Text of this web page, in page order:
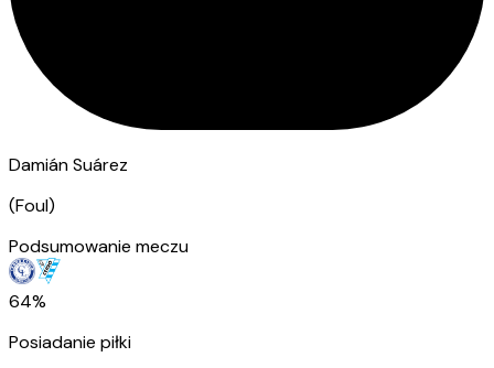
Damián Suárez
(Foul)
Podsumowanie meczu
64%
Posiadanie piłki